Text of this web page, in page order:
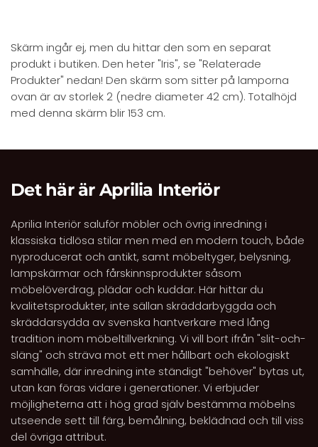
Skärm ingår ej, men du hittar den som en separat
produkt i butiken. Den heter "Iris", se "Relaterade
Produkter" nedan! Den skärm som sitter på lamporna
ovan är av storlek 2 (nedre diameter 42 cm). Totalhöjd
med denna skärm blir 153 cm.
Det här är Aprilia Interiör
Aprilia Interiör saluför möbler och övrig inredning i
klassiska tidlösa stilar men med en modern touch, både
nyproducerat och antikt, samt möbeltyger, belysning,
lampskärmar och fårskinnsprodukter såsom
möbelöverdrag, plädar och kuddar. Här hittar du
kvalitetsprodukter, inte sällan skräddarbyggda och
skräddarsydda av svenska hantverkare med lång
tradition inom möbeltillverkning. Vi vill bort ifrån "slit-och-
släng" och sträva mot ett mer hållbart och ekologiskt
samhälle, där inredning inte ständigt "behöver" bytas ut,
utan kan föras vidare i generationer. Vi erbjuder
möjligheterna att i hög grad själv bestämma möbelns
utseende sett till färg, bemålning, beklädnad och till viss
del övriga attribut.